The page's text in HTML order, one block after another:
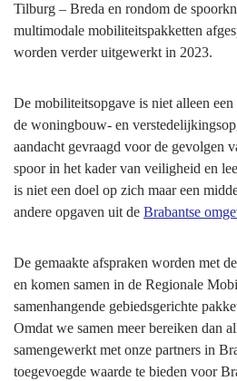
Tilburg – Breda en rondom de
multimodale mobiliteitspakketten
worden verder uitgewerkt in 2023.
De mobiliteitsopgave is niet alleen
de woningbouw- en
aandacht gevraagd voor de gevolgen
spoor in het kader van veiligheid en
is niet een doel op zich maar een
andere opgaven uit de Brabantse
De gemaakte afspraken worden met
en komen samen in de Regionale
samenhangende gebiedsgerichte
Omdat we samen meer bereiken dan
samengewerkt met onze partners in
toegevoegde waarde te bieden voor